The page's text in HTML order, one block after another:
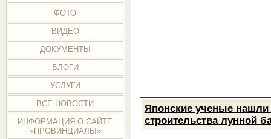
ФОТО
ВИДЕО
ДОКУМЕНТЫ
БЛОГИ
УСЛУГИ
ВСЕ НОВОСТИ
ИНФОРМАЦИЯ О САЙТЕ
«ПРОВИНЦИАЛЫ»
Японские ученые
строительства лунной